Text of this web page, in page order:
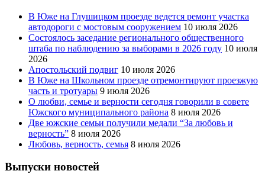
В Юже на Глушицком проезде ведется ремонт участка
автодороги с мостовым сооружением 10 июля 2026
Состоялось заседание регионального общественного
штаба по наблюдению за выборами в 2026 году 10 июля
2026
Апостольский подвиг 10 июля 2026
В Юже на Школьном проезде отремонтируют проезжую
часть и тротуары 9 июля 2026
О любви, семье и верности сегодня говорили в совете
Южского муниципального района 8 июля 2026
Две южские семьи получили медали “За любовь и
верность” 8 июля 2026
Любовь, верность, семья 8 июля 2026
Выпуски новостей